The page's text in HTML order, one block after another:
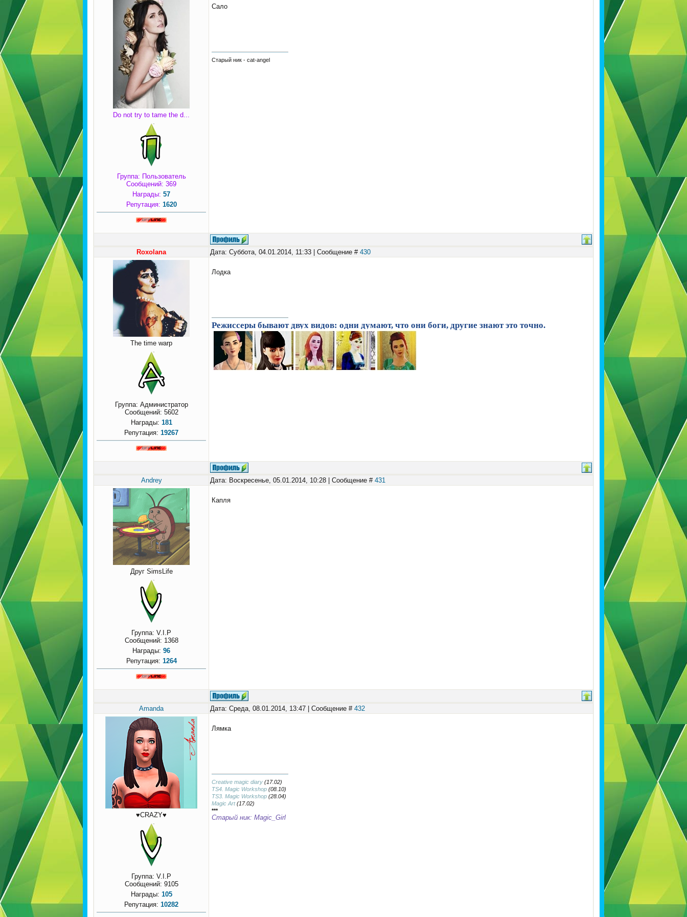
Do not try to tame the d...
Группа: Пользователь
Сообщений: 369
Награды: 57
Репутация: 1620
Сало
Старый ник - cat-angel
Roxolana Дата: Суббота, 04.01.2014, 11:33 | Сообщение # 430
The time warp
Группа: Администратор
Сообщений: 5602
Награды: 181
Репутация: 19267
Лодка
Режиссеры бывают двух видов: одни думают, что они боги, другие знают это точно.
Andrey Дата: Воскресенье, 05.01.2014, 10:28 | Сообщение # 431
Друг SimsLife
Группа: V.I.P
Сообщений: 1368
Награды: 96
Репутация: 1264
Капля
Amanda Дата: Среда, 08.01.2014, 13:47 | Сообщение # 432
♥CRAZY♥
Группа: V.I.P
Сообщений: 9105
Награды: 105
Репутация: 10282
Лямка
Creative magic diary (17.02)
TS4. Magic Workshop (08.10)
TS3. Magic Workshop (28.04)
Magic Art(17.02)
***
Старый ник: Magic_Girl